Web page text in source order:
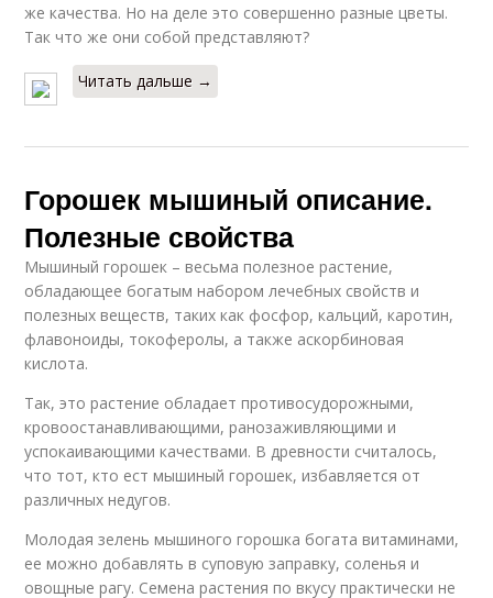
же качества. Но на деле это совершенно разные цветы.
Так что же они собой представляют?
Читать дальше →
Горошек мышиный описание.
Полезные свойства
Мышиный горошек – весьма полезное растение,
обладающее богатым набором лечебных свойств и
полезных веществ, таких как фосфор, кальций, каротин,
флавоноиды, токоферолы, а также аскорбиновая
кислота.
Так, это растение обладает противосудорожными,
кровоостанавливающими, ранозаживляющими и
успокаивающими качествами. В древности считалось,
что тот, кто ест мышиный горошек, избавляется от
различных недугов.
Молодая зелень мышиного горошка богата витаминами,
ее можно добавлять в суповую заправку, соленья и
овощные рагу. Семена растения по вкусу практически не